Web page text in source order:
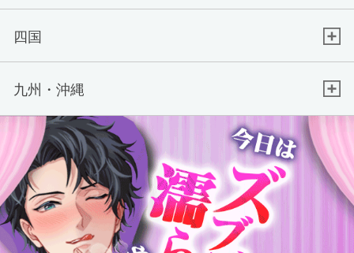
四国
九州・沖縄